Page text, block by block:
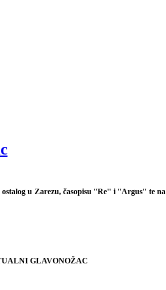
u Zarezu, časopisu ''Re'' i ''Argus'' te
GLAVONOŽAC